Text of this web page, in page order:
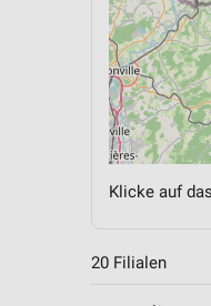
Klicke auf
20 Filialen